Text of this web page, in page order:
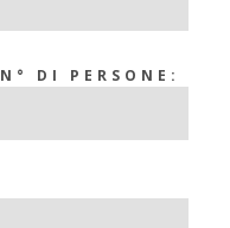
N° DI PERSONE: